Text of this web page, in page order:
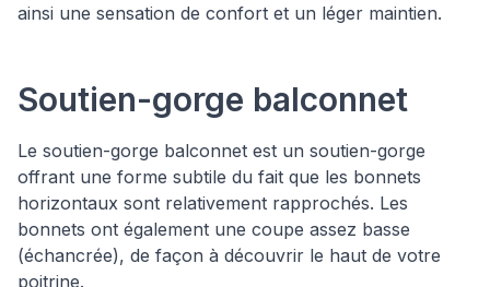
ainsi une sensation de confort et un léger maintien.
Soutien-gorge balconnet
Le soutien-gorge balconnet est un soutien-gorge
offrant une forme subtile du fait que les bonnets
horizontaux sont relativement rapprochés. Les
bonnets ont également une coupe assez basse
(échancrée), de façon à découvrir le haut de votre
poitrine.